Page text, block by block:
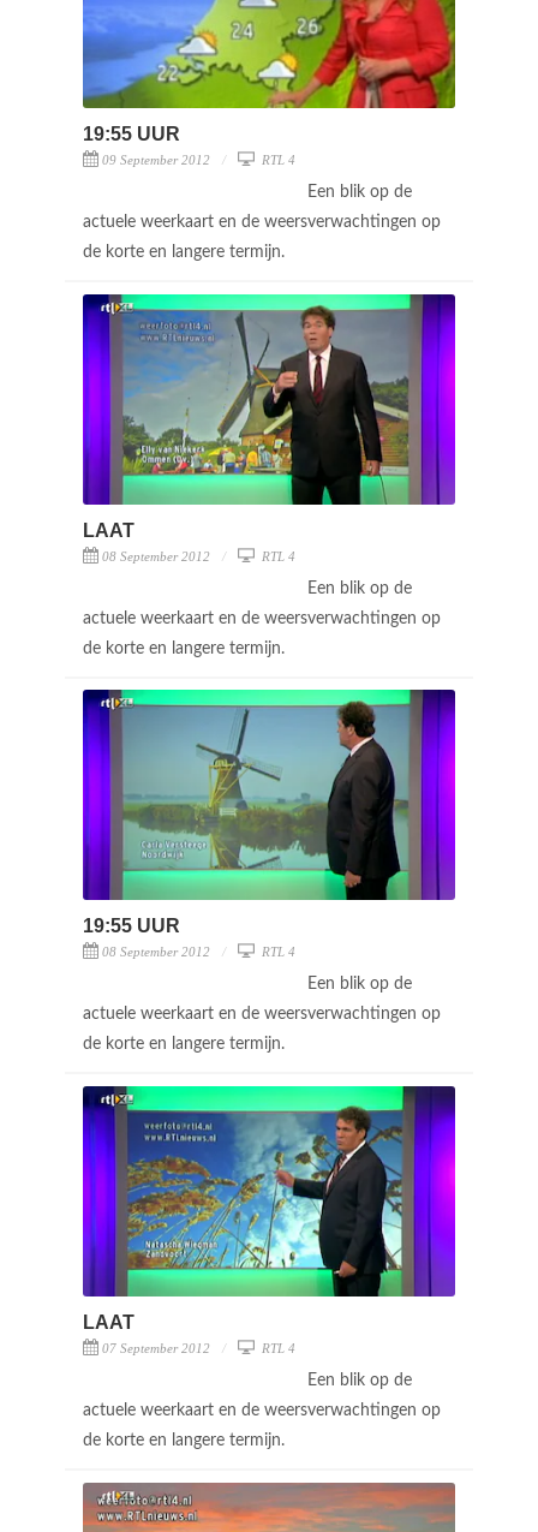
19:55 UUR
09 September 2012 RTL 4
Een blik op de
actuele weerkaart en de weersverwachtingen op
de korte en langere termijn.
LAAT
08 September 2012 RTL 4
Een blik op de
actuele weerkaart en de weersverwachtingen op
de korte en langere termijn.
19:55 UUR
08 September 2012 RTL 4
Een blik op de
actuele weerkaart en de weersverwachtingen op
de korte en langere termijn.
LAAT
07 September 2012 RTL 4
Een blik op de
actuele weerkaart en de weersverwachtingen op
de korte en langere termijn.